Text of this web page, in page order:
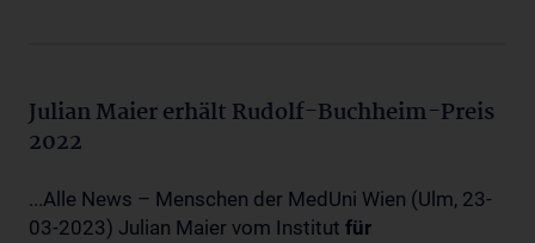
Julian Maier erhält Rudolf-Buchheim-Preis
2022
...Alle News – Menschen der MedUni Wien (Ulm, 23-
03-2023) Julian Maier vom Institut für